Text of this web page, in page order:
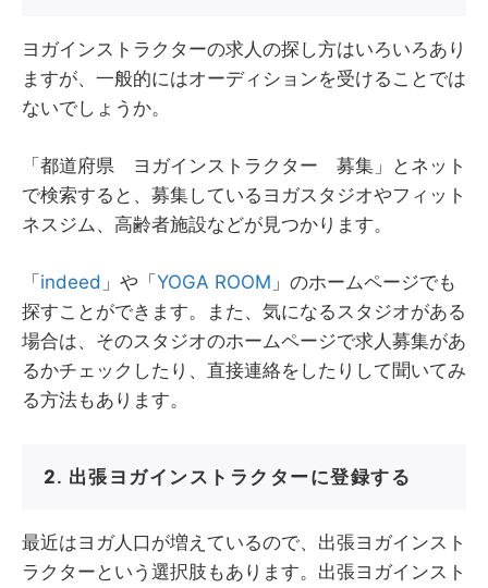
ヨガインストラクターの求人の探し方はいろいろあり
ますが、一般的にはオーディションを受けることでは
ないでしょうか。
「都道府県 ヨガインストラクター 募集」とネット
で検索すると、募集しているヨガスタジオやフィット
ネスジム、高齢者施設などが見つかります。
「indeed 」や「YOGA ROOM 」のホームページでも
探すことができます。また、気になるスタジオがある
場合は、そのスタジオのホームページで求人募集があ
るかチェックしたり、直接連絡をしたりして聞いてみ
る方法もあります。
2. 出張ヨガインストラクターに登録する
最近はヨガ人口が増えているので、出張ヨガインスト
ラクターという選択肢もあります。出張ヨガインスト